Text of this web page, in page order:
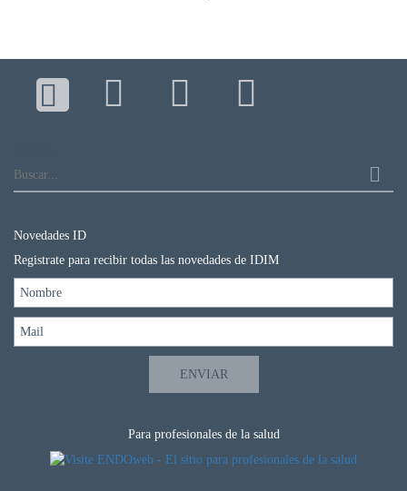
Para profesionales de la salud
Novedades ID
Registrate para recibir todas las novedades de IDIM